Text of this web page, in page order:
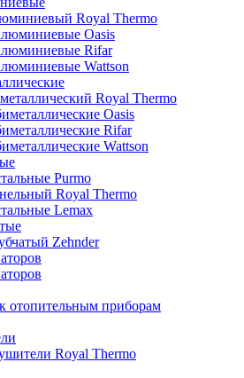
Royal Thermo
Oasis
Rifar
Wattson
Royal Thermo
Oasis
Rifar
Wattson
Purmo
Royal Thermo
Lemax
Zehnder
отопительным приборам
Royal Thermo